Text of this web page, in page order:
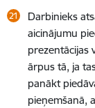
Darbinieks
aicinājumu
prezentācijas
ārpus tā, ja
panākt
pieņemšanā,